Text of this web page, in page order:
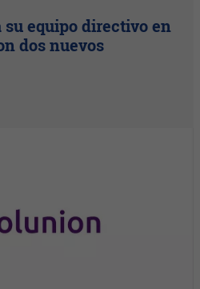
equipo directivo en
dos nuevos